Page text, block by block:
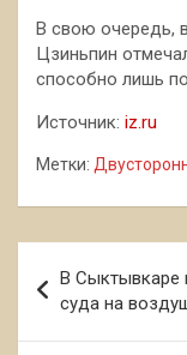
В свою очередь,
Цзиньпин
способно лишь
Источник: iz.ru
Метки:
по
записям
В Сыктывкаре
суда на